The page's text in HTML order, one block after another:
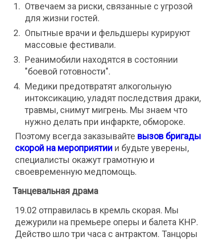
Отвечаем за риски, связанные с угрозой
для жизни гостей.
Опытные врачи и фельдшеры курируют
массовые фестивали.
Реанимобили находятся в состоянии
"боевой готовности".
Медики предотвратят алкогольную
интоксикацию, уладят последствия драки,
травмы, снимут мигрень. Мы знаем что
нужно делать при инфаркте, обмороке.
Поэтому всегда заказывайте вызов бригады
скорой на мероприятии и будьте уверены,
специалисты окажут грамотную и
своевременную медпомощь.
Танцевальная драма
19.02 отправилась в кремль скорая. Мы
дежурили на премьере оперы и балета КНР.
Действо шло три часа с антрактом. Танцоры